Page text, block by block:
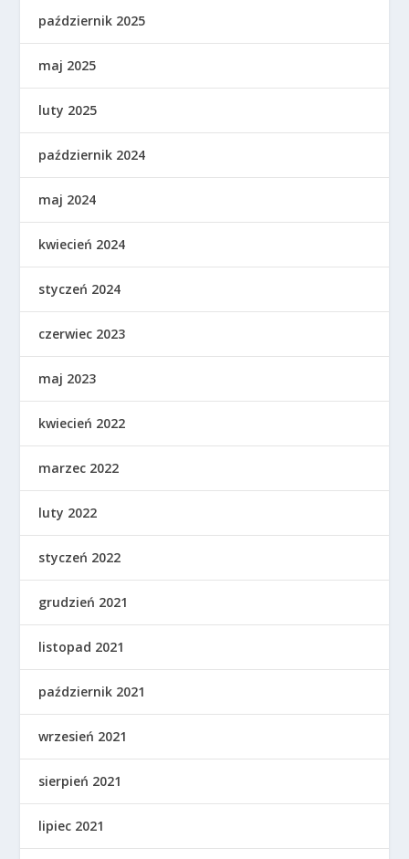
październik 2025
maj 2025
luty 2025
październik 2024
maj 2024
kwiecień 2024
styczeń 2024
czerwiec 2023
maj 2023
kwiecień 2022
marzec 2022
luty 2022
styczeń 2022
grudzień 2021
listopad 2021
październik 2021
wrzesień 2021
sierpień 2021
lipiec 2021